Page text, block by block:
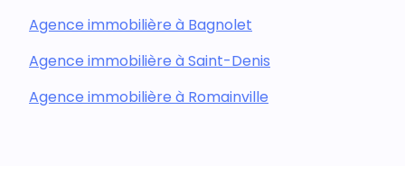
Agence immobilière à Bagnolet
Agence immobilière à Saint-Denis
Agence immobilière à Romainville